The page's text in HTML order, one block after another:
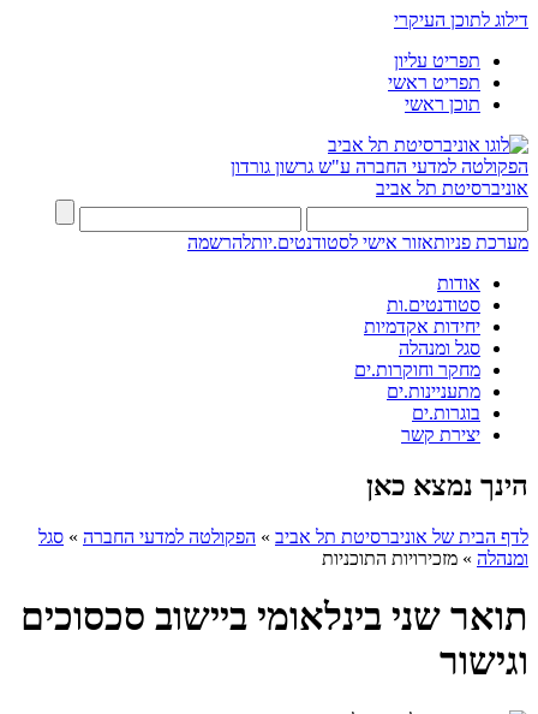
דילוג לתוכן העיקרי
תפריט עליון
תפריט ראשי
תוכן ראשי
הפקולטה למדעי החברה ע"ש גרשון גורדון
אוניברסיטת תל אביב
מערכת פניותאזור אישי לסטודנטים.יותלהרשמה
אודות
סטודנטים.ות
יחידות אקדמיות
סגל ומנהלה
מחקר וחוקרות.ים
מתעניינות.ים
בוגרות.ים
יצירת קשר
הינך נמצא כאן
לדף הבית של אוניברסיטת תל אביב » הפקולטה למדעי החברה » סגל
ומנהלה » מזכירויות התוכניות
תואר שני בינלאומי ביישוב סכסוכים
וגישור